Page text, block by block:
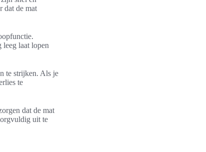
dat de mat
laat lopen
te strijken. Als je
te
dat de mat
uit te